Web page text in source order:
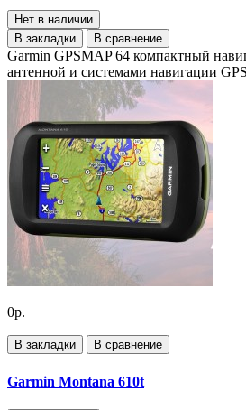
Нет в наличии
В закладки
В сравнение
Garmin GPSMAP 64 компактный
антенной и системами навигации
0р.
В закладки В сравнение
Garmin Montana 610t